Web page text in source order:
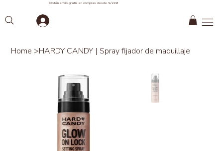
¡Obtén envío gratis en compras desde S/299!
Home >HARDY CANDY | Spray fijador de maquillaje